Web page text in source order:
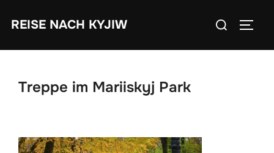
InhaltREISE NACH KYJIW
Suchen
Treppe im Mariiskyj Park